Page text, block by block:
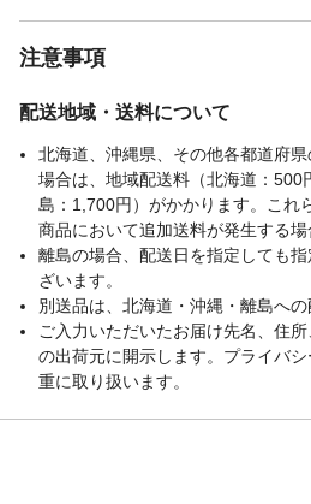
注意事項
配送地域・送料について
北海道、沖縄県、その他各都道府
場合は、地域配送料（北海道：500
島：1,700円）がかかります。これ
商品において追加送料が発生する場
離島の場合、配送日を指定しても
ざいます。
別送品は、北海道・沖縄・離島への
ご入力いただいたお届け先名、住
の出荷元に開示します。プライバ
重に取り扱います。